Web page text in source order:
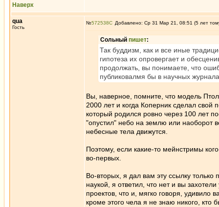
Наверх
qua
Гость
№572538 Добавлено: Ср 31 Мар 21, 08:51 (5 лет
Сольный пишет:
Так буддизм, как и все иные
гипотеза их опровергает и
продолжать, вы понимаете, что
публиковалмя бы в научных
Вы, наверное, помните, что модель
2000 лет и когда Коперник сделал свой
который родился ровно через 100 лет
"опустил" небо на землю или наоборот
небесные тела движутся.
Поэтому, если какие-то мейнстримы
во-первых.
Во-вторых, я дал вам эту ссылку только
наукой, я ответил, что нет и вы
проектов, что и, мягко говоря, удивило
кроме этого чела я не знаю никого, кто